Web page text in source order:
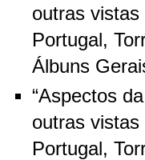
outras vistas
Portugal,
Álbuns
“Aspectos
outras vistas
Portugal,